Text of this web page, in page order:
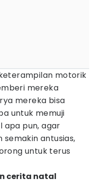
motorik
mereka
mereka bisa
untuk memuji
apa pun, agar
antusias,
untuk terus
cerita natal